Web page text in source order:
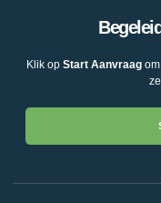
Klik op Start Aanvraagom